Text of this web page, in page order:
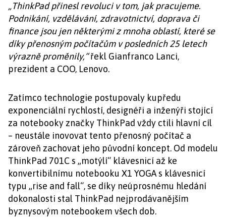
„ThinkPad přinesl revoluci v tom, jak pracujeme.
Podnikání, vzdělávání, zdravotnictví, doprava či
finance jsou jen některými z mnoha oblastí, které se
díky přenosným počítačům v posledních 25 letech
výrazně proměnily,“řekl Gianfranco Lanci,
prezident a COO, Lenovo.
Zatímco technologie postupovaly kupředu
exponenciální rychlostí, designéři a inženýři stojící
za notebooky značky ThinkPad vždy ctili hlavní cíl
– neustále inovovat tento přenosný počítač a
zároveň zachovat jeho původní koncept. Od modelu
ThinkPad 701C s „motýlí“ klávesnicí až ke
konvertibilnímu notebooku X1 YOGA s klávesnicí
typu „rise and fall“, se díky neúprosnému hledání
dokonalosti stal ThinkPad nejprodávanějším
byznysovým notebookem všech dob.